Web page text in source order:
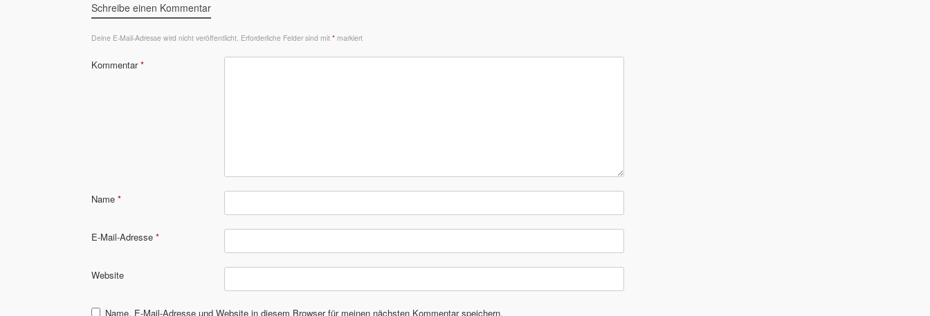
Schreibe einen Kommentar
Deine E-Mail-Adresse wird nicht veröffentlicht. Erforderliche Felder sind mit * markiert
Kommentar*
Name *
E-Mail-Adresse *
Website
Name, E-Mail-Adresse und Website in diesem Browser für meinen nächsten Kommentar speichern.